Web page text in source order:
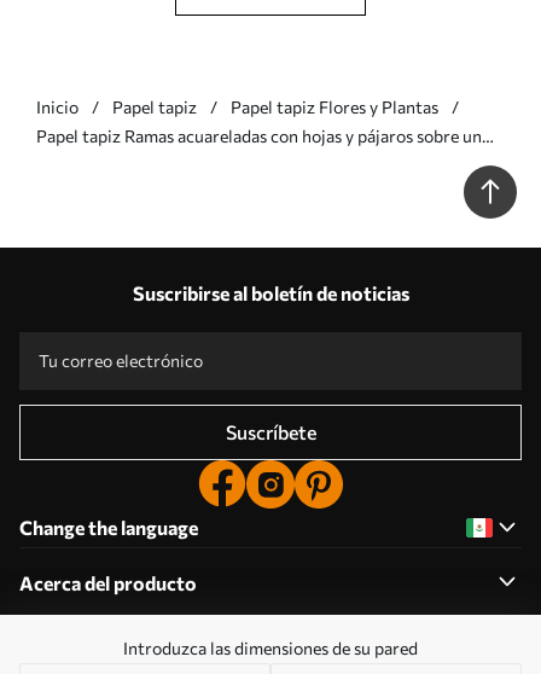
Introduzca las dimensiones de su pared
Inicio Papel tapiz
Papel tapiz Flores y Plantas
Papel tapiz Ramas acuareladas con hojas y pájaros sobre un
Suscribirse al boletín de noticias
Suscríbete
Change the language
Acerca del producto
Acerca de la empresa